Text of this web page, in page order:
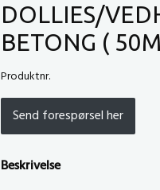
DOLLIES/
BETONG (
Produktnr.
Send forespørsel her
Beskrivelse